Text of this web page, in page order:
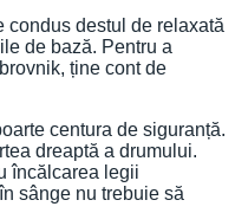
condus destul de relaxată
de bază. Pentru a
ține cont de
centura de siguranță.
dreaptă a drumului.
încălcarea legii
sânge nu trebuie să